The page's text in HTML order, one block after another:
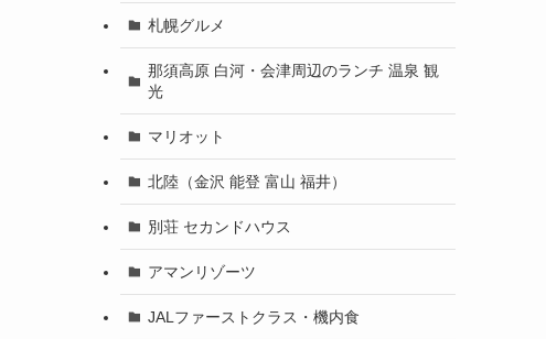
札幌グルメ
那須高原 白河・会津周辺のランチ 温泉 観
光
マリオット
北陸（金沢 能登 富山 福井）
別荘 セカンドハウス
アマンリゾーツ
JALファーストクラス・機内食